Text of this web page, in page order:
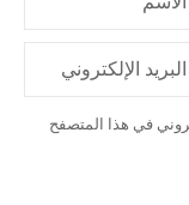
البريد الإلكتروني
في هذا المتصفح